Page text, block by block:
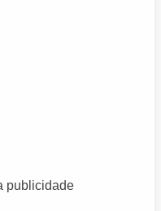
publicidade